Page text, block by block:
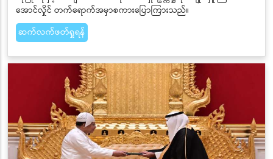
အောင်လှိုင် တက်ရောက်အမှာစကားပြောကြားသည်။
ဆက်လက်ဖတ်ရှုရန်